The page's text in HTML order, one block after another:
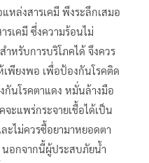
หล่งสารเคมี พึงระลึกเสมอ
เคมี ซึ่งความร้อนไม่
หรับการบริโภคได้ จึงควร
เพียงพอ เพื่อป้องกันโรคติด
กันโรคตาแดง หมั่นล้างมือ
ะแพร่กระจายเชื้อได้เป็น
ะไม่ควรซื้อยามาหยอดตา
นอกจากนี้ผู้ประสบภัยน้ำ